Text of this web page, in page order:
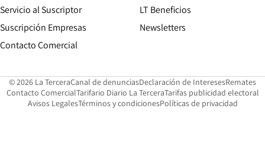
Servicio al Suscriptor
Suscripción Empresas
Contacto ComercialOpens in new window
LT Beneficios
Newsletters
© 2026 La TerceraCanal de denunciasOpens in new window
Declaración de InteresesOpens in
Remates
Contacto ComercialOpens in new window
Tarifario Diario La TerceraOpens in new window
Tarifas publicidad electoral
Avisos LegalesOpens in new window
Términos y condicionesPolíticas de privacidad